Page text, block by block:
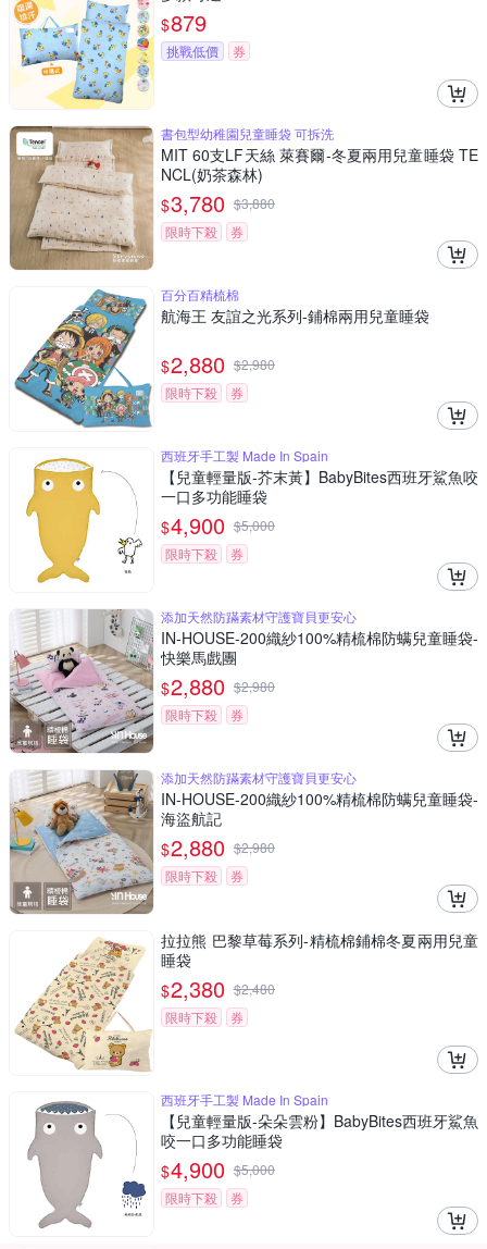
$879
挑戰低價 券
書包型幼稚園兒童睡袋 可拆洗
MIT 60支LF天絲 萊賽爾-冬夏兩用兒童睡袋 TE
NCL(奶茶森林)
$3,780 $3,880
限時下殺
券
百分百精梳棉
航海王 友誼之光系列-鋪棉兩用兒童睡袋
$2,880 $2,980
限時下殺
券
西班牙手工製 Made In Spain
【兒童輕量版-芥末黃】BabyBites西班牙鯊魚咬
一口多功能睡袋
$4,900 $5,000
限時下殺
券
添加天然防蹣素材守護寶貝更安心
IN-HOUSE-200織紗100%精梳棉防螨兒童睡袋-
快樂馬戲團
$2,880 $2,980
限時下殺
券
添加天然防蹣素材守護寶貝更安心
IN-HOUSE-200織紗100%精梳棉防螨兒童睡袋-
海盜航記
$2,880 $2,980
限時下殺
券
拉拉熊 巴黎草莓系列-精梳棉鋪棉冬夏兩用兒童
睡袋
$2,380 $2,480
限時下殺
券
西班牙手工製 Made In Spain
【兒童輕量版-朵朵雲粉】BabyBites西班牙鯊魚
咬一口多功能睡袋
$4,900 $5,000
限時下殺
券